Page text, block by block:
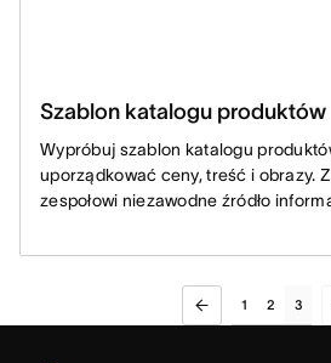
Szablon katalogu produktów
Wypróbuj szablon katalogu
uporządkować ceny, treść i obrazy.
zespołowi niezawodne źródło
1 2 3